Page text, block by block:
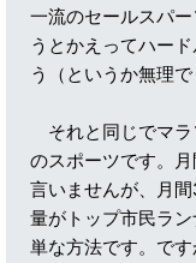
一流のセールスパ
うとかえってハー
う（というか無理で
それと同じでマラ
のスポーツです。
言いませんが、月
量がトップ市民ラ
単な方法です。で